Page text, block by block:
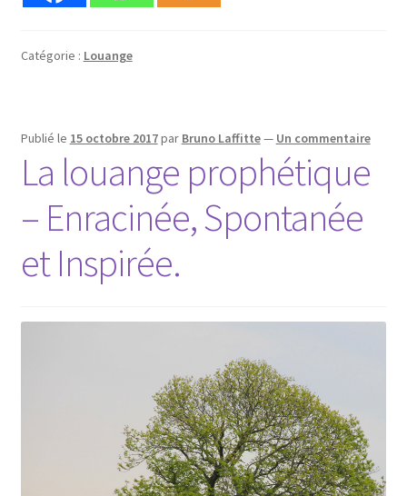
Catégorie : Louange
Publié le 15 octobre 2017par Bruno Laffitte— Un commentaire
La louange prophétique
– Enracinée, Spontanée
et Inspirée.